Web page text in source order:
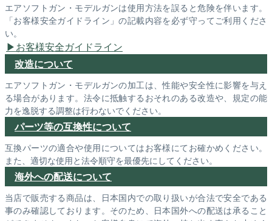
エアソフトガン・モデルガンは使用方法を誤ると危険を伴います。
「お客様安全ガイドライン」の記載内容を必ず守ってご利用くださ
い。
お客様安全ガイドライン
改造について
エアソフトガン・モデルガンの加工は、性能や安全性に影響を与え
る場合があります。法令に抵触するおそれのある改造や、規定の能
力を逸脱する調整は行わないでください。
パーツ等の互換性について
互換パーツの適合や使用についてはお客様にてお確かめください。
また、適切な使用と法令順守を最優先にしてください。
海外への配送について
当店で販売する商品は、日本国内での取り扱いが合法で安全である
事のみ確認しております。そのため、日本国外への配送は承ること